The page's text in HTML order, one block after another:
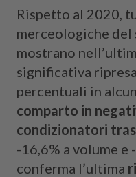
Rispetto al 2020,
merceologiche
mostrano
significativa
percentuali in
comparto in
condizionatori
-16,6% a volume e
conferma l’ultima